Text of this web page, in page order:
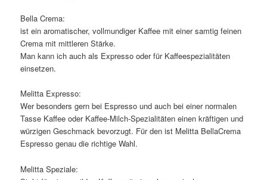
Bella Crema:
ist ein aromatischer, vollmundiger Kaffee mit einer samtig feinen
Crema mit mittleren Stärke.
Man kann ich auch als Expresso oder für Kaffeespezialitäten
einsetzen.
Melitta Expresso:
Wer besonders gern bei Espresso und auch bei einer normalen
Tasse Kaffee oder Kaffee-Milch-Spezialitäten einen kräftigen und
würzigen Geschmack bevorzugt. Für den ist Melitta BellaCrema
Espresso genau die richtige Wahl.
Melitta Speziale: